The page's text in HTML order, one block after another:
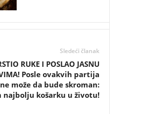
Sledeći članak
RUKE I POSLAO JASNU
Posle ovakvih partija
može da bude skroman:
najbolju košarku u životu!